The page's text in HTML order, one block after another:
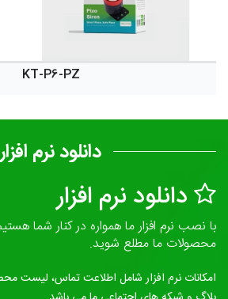
KT-P6-PZ
دانلود نرم افزار
دانلود نرم افزار
با نصب نرم افزار ما همواره در کنار شما
محصولات ما مطلع شوید.
امکانات نرم افزار شامل اطلاعت تماس، لیست